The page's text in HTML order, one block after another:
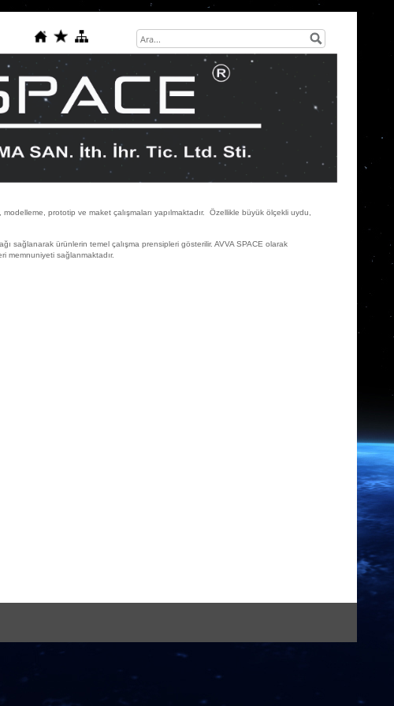
prototip ve maket çalışmaları yapılmaktadır. Özellikle büyük ölçekli uydu,
sağlanarak ürünlerin temel çalışma prensipleri gösterilir. AVVA SPACE olarak
memnuniyeti sağlanmaktadır.